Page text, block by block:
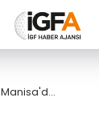
Manisa'da